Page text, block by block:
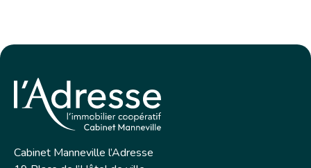
Cabinet Manneville l’Adresse